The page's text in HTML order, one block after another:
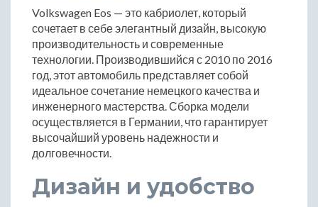
Volkswagen Eos — это кабриолет, который
сочетает в себе элегантный дизайн, высокую
производительность и современные
технологии. Производившийся с 2010 по 2016
год, этот автомобиль представляет собой
идеальное сочетание немецкого качества и
инженерного мастерства. Сборка модели
осуществляется в Германии, что гарантирует
высочайший уровень надежности и
долговечности.
Дизайн и удобство